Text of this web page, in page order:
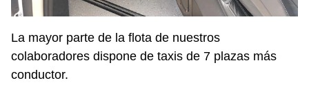
La mayor parte de la flota de nuestros
colaboradores dispone de taxis de 7 plazas más
conductor.